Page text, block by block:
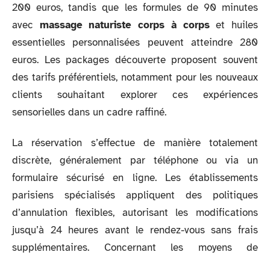
200 euros, tandis que les formules de 90 minutes
avec massage naturiste corps à corpset huiles
essentielles personnalisées peuvent atteindre 280
euros. Les packages découverte proposent souvent
des tarifs préférentiels, notamment pour les nouveaux
clients souhaitant explorer ces expériences
sensorielles dans un cadre raffiné.
La réservation s’effectue de manière totalement
discrète, généralement par téléphone ou via un
formulaire sécurisé en ligne. Les établissements
parisiens spécialisés appliquent des politiques
d’annulation flexibles, autorisant les modifications
jusqu’à 24 heures avant le rendez-vous sans frais
supplémentaires. Concernant les moyens de